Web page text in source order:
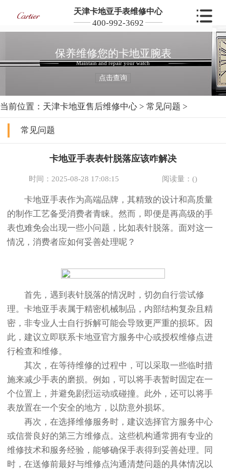
天津卡地亚手表维修中心
400-992-3692
保养维修您的卡地亚腕表
Maintain and repair your watch
点击查询
当前位置： 天津卡地亚售后维修中心 > 常见问题 >
常见问题
卡地亚手表表针脱落应该咋解决
时间：2025-08-28 17:08:15 阅读量：()
卡地亚手表作为高端品牌，其精致的设计和高质量
的制作工艺备受消费者青睐。然而，即便是再高级的手
表也难免会出现一些小问题，比如表针脱落。面对这一
情况，消费者应如何妥善处理呢？
首先，遇到表针脱落的情况时，切勿自行尝试修
理。卡地亚手表属于精密机械制品，内部结构复杂且精
密，非专业人士自行拆解可能会导致更严重的损坏。因
此，建议立即联系卡地亚官方服务中心或授权维修点进
行检查和维修。
其次，在等待维修的过程中，可以采取一些临时措
施来减少手表的磨损。例如，可以将手表暂时固定在一
个位置上，并避免剧烈运动或碰撞。此外，还可以将手
表放置在一个安全的地方，以防意外损坏。
再次，在选择维修服务时，建议选择官方服务中心
或信誉良好的第三方维修点。这些机构通常拥有专业的
维修技术和服务经验，能够确保手表得到妥善处理。同
时，在送修前最好与维修点沟通清楚问题的具体情况以